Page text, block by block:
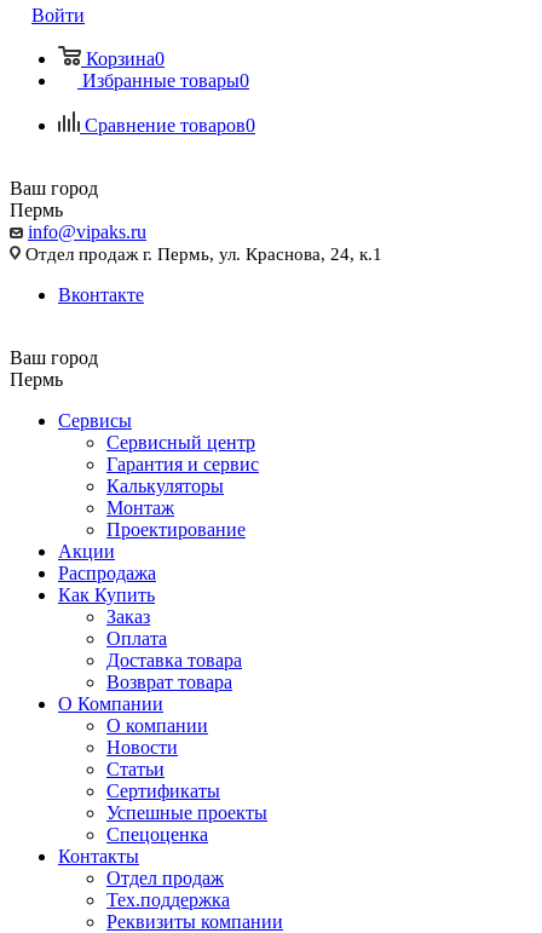
Войти
Корзина0
Избранные товары0
Сравнение товаров0
Ваш город
Пермь
info@vipaks.ru
Отдел продаж г. Пермь, ул. Краснова, 24, к.1
Вконтакте
Ваш город
Пермь
Сервисы
Сервисный центр
Гарантия и сервис
Калькуляторы
Монтаж
Проектирование
Акции
Распродажа
Как Купить
Заказ
Оплата
Доставка товара
Возврат товара
О Компании
О компании
Новости
Статьи
Сертификаты
Успешные проекты
Спецоценка
Контакты
Отдел продаж
Тех.поддержка
Реквизиты компании